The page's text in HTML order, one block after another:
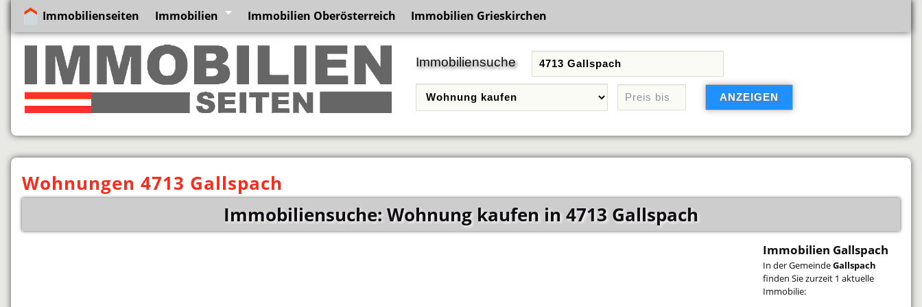
Immobilienseiten Immobilien Immobilien Oberösterreich Immobilien Grieskirchen
Immobiliensuche
Wohnungen 4713 Gallspach
Immobiliensuche: Wohnung kaufen in 4713 Gallspach
Immobilien Gallspach
In der GemeindeGallspach
finden Sie zurzeit 1 aktuelle
Immobilie: